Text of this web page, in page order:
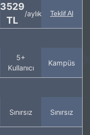
3529
TL
/aylık Teklif Al
5+
Kullanıcı
Kampüs
Sınırsız Sınırsız